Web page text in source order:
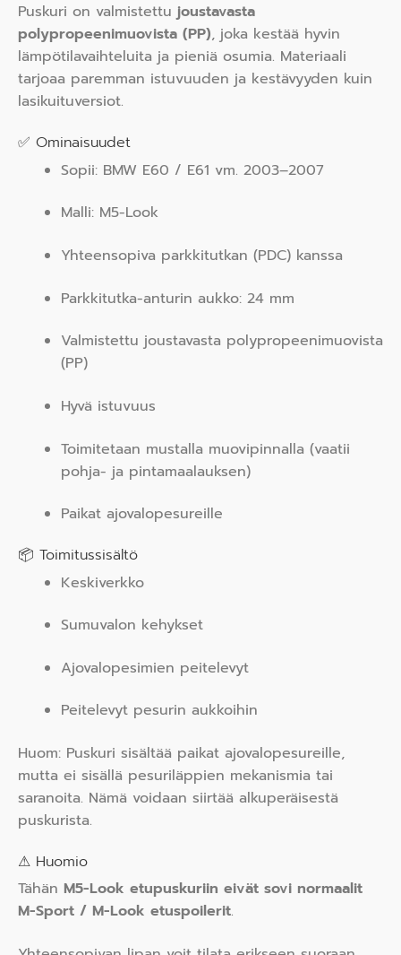
Puskuri on valmistettu joustavasta
polypropeenimuovista (PP), joka kestää hyvin
lämpötilavaihteluita ja pieniä osumia. Materiaali
tarjoaa paremman istuvuuden ja kestävyyden kuin
lasikuituversiot.
✅ Ominaisuudet
Sopii: BMW E60 / E61 vm. 2003–2007
Malli: M5-Look
Yhteensopiva parkkitutkan (PDC) kanssa
Parkkitutka-anturin aukko: 24 mm
Valmistettu joustavasta polypropeenimuovista
(PP)
Hyvä istuvuus
Toimitetaan mustalla muovipinnalla (vaatii
pohja- ja pintamaalauksen)
Paikat ajovalopesureille
📦 Toimitussisältö
Keskiverkko
Sumuvalon kehykset
Ajovalopesimien peitelevyt
Peitelevyt pesurin aukkoihin
Huom: Puskuri sisältää paikat ajovalopesureille,
mutta ei sisällä pesuriläppien mekanismia tai
saranoita. Nämä voidaan siirtää alkuperäisestä
puskurista.
⚠ Huomio
Tähän M5-Look etupuskuriin eivät sovi normaalit
M-Sport / M-Look etuspoilerit.